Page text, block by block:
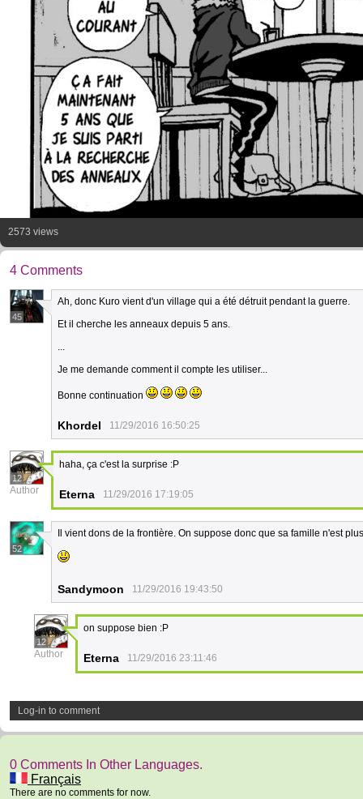
2573 views
4 Comments
45
Ah, donc Kuro vient d'un village qui a été détruit pendant la guerre.
Et il cherche les anneaux depuis 5 ans.
...
Je me demande comment il compte les utiliser...
Bonne continuation
Khordel 11/29/2016 16:50:25
12
Author
haha, ça c'est la surprise :P
Eterna 11/29/2016 17:19:05
52
Il vient dons de la frontière. On suppose donc que sa famille n'est
Sandymoon 11/29/2016 19:43:50
12
Author
on suppose bien :P
Eterna 11/29/2016 23:11:46
Log-in to comment
0 Comments In Other Languages.
Français
There are no comments for now.